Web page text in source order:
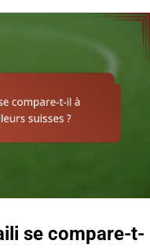
se compare-t-